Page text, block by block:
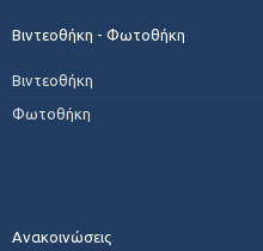
Βιντεοθήκη - Φωτοθήκη
Βιντεοθήκη
Φωτοθήκη
Ανακοινώσεις